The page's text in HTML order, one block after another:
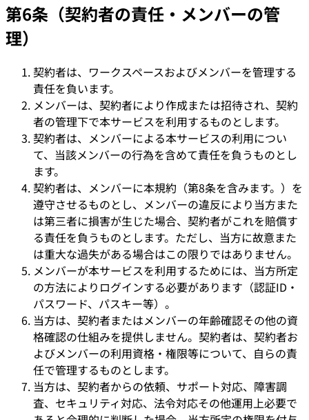
第6条（契約者の責任・メンバーの管
理）
契約者は、ワークスペースおよびメンバーを管理する
責任を負います。
メンバーは、契約者により作成または招待され、契約
者の管理下で本サービスを利用するものとします。
契約者は、メンバーによる本サービスの利用につい
て、当該メンバーの行為を含めて責任を負うものとし
ます。
契約者は、メンバーに本規約（第8条を含みます。）を
遵守させるものとし、メンバーの違反により当方また
は第三者に損害が生じた場合、契約者がこれを賠償す
る責任を負うものとします。ただし、当方に故意また
は重大な過失がある場合はこの限りではありません。
メンバーが本サービスを利用するためには、当方所定
の方法によりログインする必要があります（認証ID・
パスワード、パスキー等）。
当方は、契約者またはメンバーの年齢確認その他の資
格確認の仕組みを提供しません。契約者は、契約者お
よびメンバーの利用資格・権限等について、自らの責
任で管理するものとします。
当方は、契約者からの依頼、サポート対応、障害調
査、セキュリティ対応、法令対応その他運用上必要で